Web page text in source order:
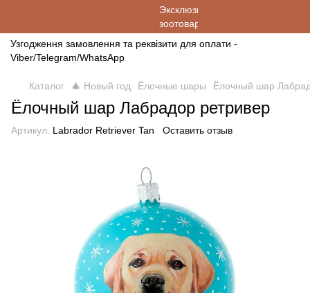
Узгодження замовлення та реквізити для оплати -
Viber/Telegram/WhatsApp
Каталог 🎄 Новый год Ёлочные шары Ёлочный шар
Ёлочный шар Лабрадор ретривер
Артикул: Labrador Retriever Tan Оставить отзыв